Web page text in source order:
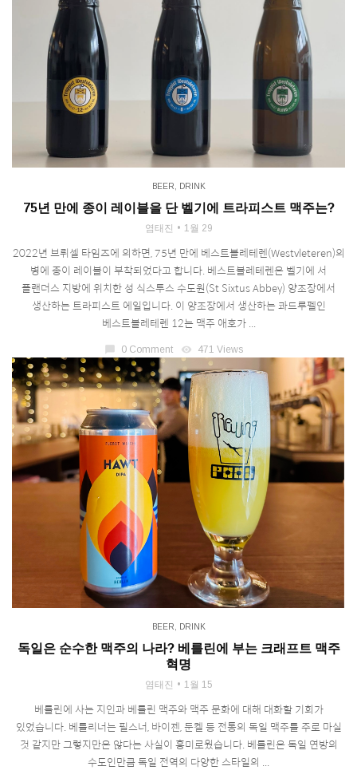
BEER DRINK
75년 만에 종이 레이블을 단 벨기에 트라피스트 맥주는?
염태진 1월 29
2022년 브뤼셀 타임즈에 의하면, 75년 만에 베스트블레테렌(Westvleteren)의
병에 종이 레이블이 부착되었다고 합니다. 베스트블레테렌은 벨기에 서
플랜더스 지방에 위치한 성 식스투스 수도원(St Sixtus Abbey) 양조장에서
생산하는 트라피스트 에일입니다. 이 양조장에서 생산하는 콰드루펠인
베스트블레테렌 12는 맥주 애호가 ...
chat_bubble 0 Comment visibility 471 Views
BEER DRINK
독일은 순수한 맥주의 나라? 베를린에 부는 크래프트 맥주
혁명
염태진 1월 15
베를린에 사는 지인과 베를린 맥주와 맥주 문화에 대해 대화할 기회가
있었습니다. 베를리너는 필스너, 바이젠, 둔켈 등 전통의 독일 맥주를 주로 마실
것 같지만 그렇지만은 않다는 사실이 흥미로웠습니다. 베를린은 독일 연방의
수도인만큼 독일 전역의 다양한 스타일의 ...